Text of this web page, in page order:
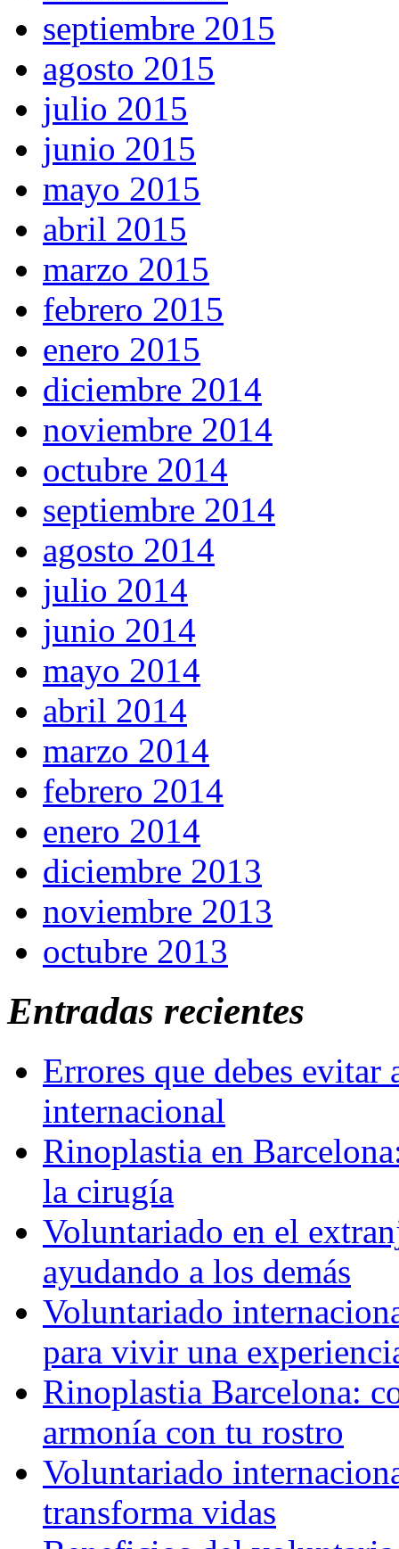
septiembre 2015
agosto 2015
julio 2015
junio 2015
mayo 2015
abril 2015
marzo 2015
febrero 2015
enero 2015
diciembre 2014
noviembre 2014
octubre 2014
septiembre 2014
agosto 2014
julio 2014
junio 2014
mayo 2014
abril 2014
marzo 2014
febrero 2014
enero 2014
diciembre 2013
noviembre 2013
octubre 2013
Entradas recientes
Errores que debes
internacional
Rinoplastia en
la cirugía
Voluntariado en el
ayudando a los demás
Voluntariado
para vivir una
Rinoplastia Barcelona:
armonía con tu rostro
Voluntariado
transforma vidas